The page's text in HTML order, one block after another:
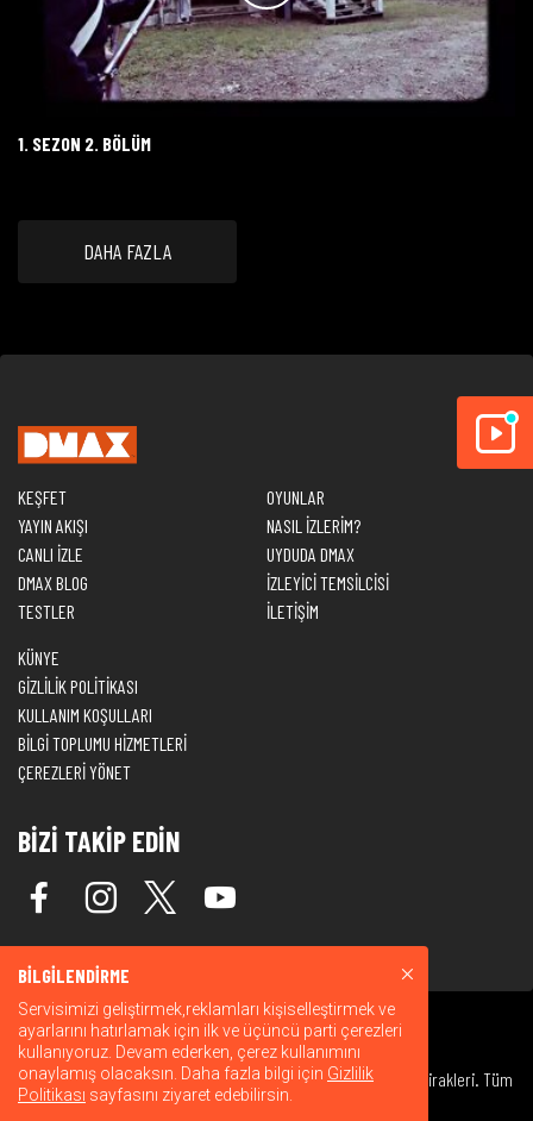
1. SEZON 2. BÖLÜM
DAHA FAZLA
KEŞFET
YAYIN AKIŞI
CANLI İZLE
DMAX BLOG
TESTLER
OYUNLAR
NASIL İZLERİM?
UYDUDA DMAX
İZLEYİCİ TEMSİLCİSİ
İLETİŞİM
KÜNYE
GİZLİLİK POLİTİKASI
KULLANIM KOŞULLARI
BİLGİ TOPLUMU HİZMETLERİ
ÇEREZLERİ YÖNET
BİZİ TAKİP EDİN
© 2026 Warner Bros. Discovery, Inc. veya bağlı kuruluşları ve iştirakleri. Tüm
hakları saklıdır.
BİLGİLENDİRME
Servisimizi geliştirmek,reklamları kişiselleştirmek ve
ayarlarını hatırlamak için ilk ve üçüncü parti çerezleri
kullanıyoruz. Devam ederken, çerez kullanımını
onaylamış olacaksın. Daha fazla bilgi için Gizlilik
Politikası sayfasını ziyaret edebilirsin.